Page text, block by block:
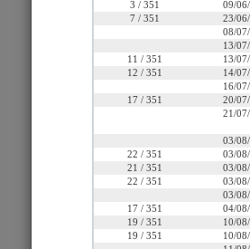
Link para
Seleccione
Tramitación
3 / 351
09/
7 / 351
23/
08/
13/
11 / 351
13/
12 / 351
14/
16/
17 / 351
20/
21/
03/
22 / 351
03/
21 / 351
03/
22 / 351
03/
03/
17 / 351
04/
19 / 351
10/
19 / 351
10/